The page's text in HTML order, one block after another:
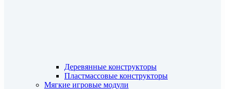
Деревянные конструкторы
Пластмассовые конструкторы
Мягкие игровые модули